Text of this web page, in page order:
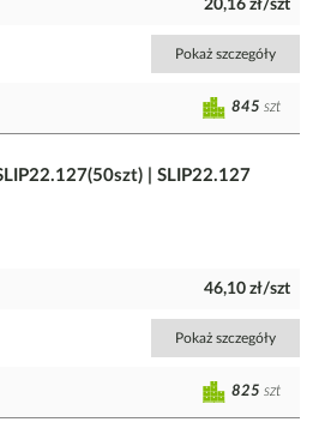
20,16 zł/szt
Pokaż szczegóły
845 szt
| SLIP22.127
46,10 zł/szt
Pokaż szczegóły
825 szt